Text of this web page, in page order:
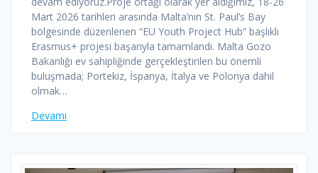
Mart 2026 tarihleri arasında Malta’nın St. Paul’s Bay
bölgesinde düzenlenen “EU Youth Project Hub” başlıklı
Erasmus+ projesi başarıyla tamamlandı. Malta Gozo
Bakanlığı ev sahipliğinde gerçekleştirilen bu önemli
buluşmada; Portekiz, İspanya, İtalya ve Polonya dahil
olmak…
Devamı